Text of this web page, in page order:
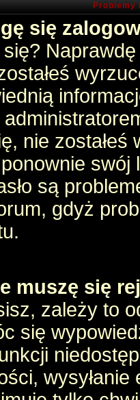
Problemy
się
się?
nie
swój
są
gdyż
muszę się
zależy to
się